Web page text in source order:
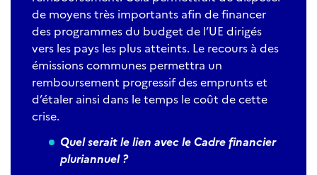
de moyens très importants afin de financer
des programmes du budget de l’UE dirigés
vers les pays les plus atteints. Le recours à des
émissions communes permettra un
remboursement progressif des emprunts et
d’étaler ainsi dans le temps le coût de cette
crise.
Quel serait le lien avec le Cadre financier
pluriannuel ?